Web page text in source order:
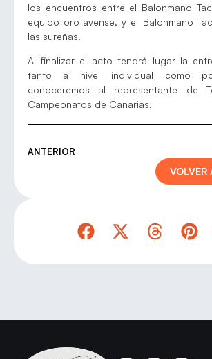
los encuentros entre el Balonmano
equipo orotavense, y el Balonmano
las sureñas.
Al finalizar el acto tendrá lugar la
tanto a nivel individual como
conoceremos al representante de
Campeonatos de Canarias.
ANTERIOR
VOLVER